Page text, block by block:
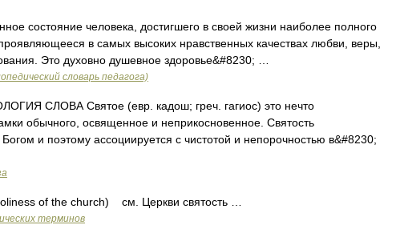
состояние человека, достигшего в своей жизни наиболее полного
в самых высоких нравственных качествах любви, веры,
Это духовно душевное здоровье&#8230; …
словарь педагога)
СЛОВА Святое (евр. кадош; греч. гагиос) это нечто
обычного, освященное и неприкосновенное. Святость
и поэтому ассоциируется с чистотой и непорочностью в&#8230;
of the church) см. Церкви святость …
терминов